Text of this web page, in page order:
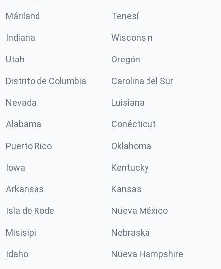
Máriland Tenesí
Indiana Wisconsin
Utah Oregón
Distrito de Columbia Carolina del Sur
Nevada Luisiana
Alabama Conécticut
Puerto Rico Oklahoma
Iowa Kentucky
Arkansas Kansas
Isla de Rode Nueva México
Misisipi Nebraska
Idaho Nueva Hampshire